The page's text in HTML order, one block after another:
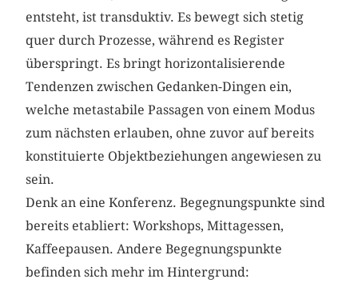
entsteht, ist transduktiv. Es bewegt sich stetig
quer durch Prozesse, während es Register
überspringt. Es bringt horizontalisierende
Tendenzen zwischen Gedanken-Dingen ein,
welche metastabile Passagen von einem Modus
zum nächsten erlauben, ohne zuvor auf bereits
konstituierte Objektbeziehungen angewiesen zu
sein.
Denk an eine Konferenz. Begegnungspunkte sind
bereits etabliert: Workshops, Mittagessen,
Kaffeepausen. Andere Begegnungspunkte
befinden sich mehr im Hintergrund: